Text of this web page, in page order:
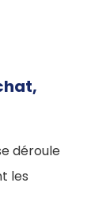
déroule
les